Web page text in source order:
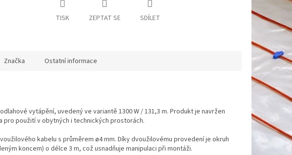
TISK ZEPTAT SE SDÍLET
Značka Ostatní informace
vytápění, uvedený ve variantě 1300 W / 131,3 m. Produkt je navržen
použití v obytných i technických prostorách.
kabelu s průměrem ø4 mm. Díky dvoužilovému provedení je okruh
koncem) o délce 3 m, což usnadňuje manipulaci při montáži.